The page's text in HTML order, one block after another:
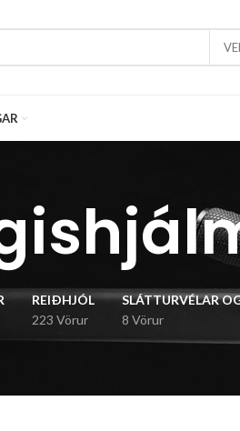
REIÐHJÓL
223 Vörur
SLÁTTURVÉLAR
8 Vörur